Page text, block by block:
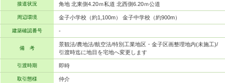
接道状況 角地 北東側4.20ｍ私道 北西側6.20ｍ公道
周辺環境 金子小学校（約1,100m） 金子中学校（約900m）
建築確認番号 -
備 考
景観法/農地法/航空法/特別工業地区・金子区画整理地内(未施工)/
引渡時迄に地目を宅地へ変更します
引渡時期 即時
取引態様 仲介